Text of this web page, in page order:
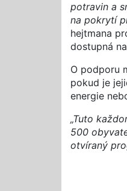
potravin a
na pokrytí
hejtmana
dostupná na
O podporu
pokud je
energie
„Tuto
500
otvíraný